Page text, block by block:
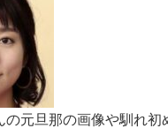
の元旦那の画像や馴れ初